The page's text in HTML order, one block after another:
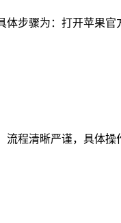
步骤为：打开苹果官
程清晰严谨，具体